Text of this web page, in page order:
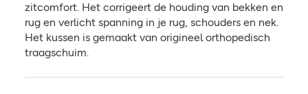
zitcomfort. Het corrigeert de houding van bekken en
rug en verlicht spanning in je rug, schouders en nek.
Het kussen is gemaakt van origineel orthopedisch
traagschuim.